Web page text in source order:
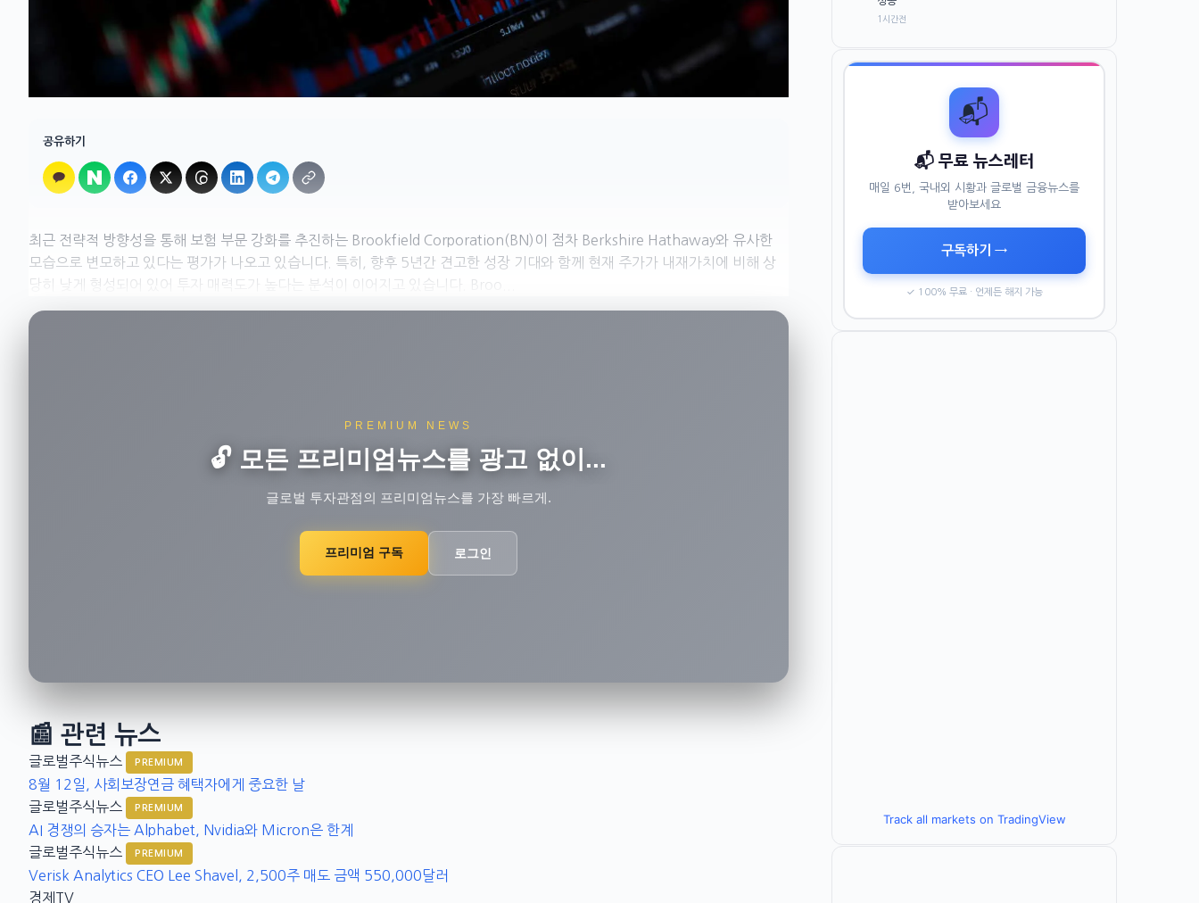
공유하기
최근 전략적 방향성을 통해 보험 부문 강화를 추진하는 Brookfield Corporation(BN)이 점차 Berkshire Hathaway와 유사한
모습으로 변모하고 있다는 평가가 나오고 있습니다. 특히, 향후 5년간 견고한 성장 기대와 함께 현재 주가가 내재가치에 비해 상
당히 낮게 형성되어 있어 투자 매력도가 높다는 분석이 이어지고 있습니다. Broo...
PREMIUM NEWS
🔓 모든 프리미엄뉴스를 광고 없이...
글로벌 투자관점의 프리미엄뉴스를 가장 빠르게.
프리미엄 구독 로그인
📰 관련 뉴스
글로벌주식뉴스 PREMIUM
8월 12일, 사회보장연금 혜택자에게 중요한 날
글로벌주식뉴스
PREMIUM
AI 경쟁의 승자는 Alphabet, Nvidia와 Micron은 한계
글로벌주식뉴스
PREMIUM
Verisk Analytics CEO Lee Shavel, 2,500주 매도 금액 550,000달러
경제TV
1시간전
📬
📬 무료 뉴스레터
매일 6번, 국내외 시황과 글로벌 금융뉴스를
받아보세요
구독하기 →
✓ 100% 무료 · 언제든 해지 가능
Track all markets on TradingView